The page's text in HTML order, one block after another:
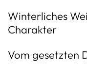
Winterliches
Charakter
Vom gesetzten